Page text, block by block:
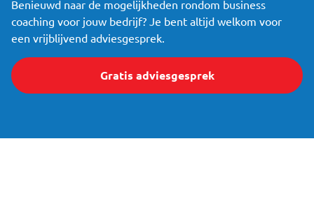
Benieuwd naar de mogelijkheden rondom business
coaching voor jouw bedrijf? Je bent altijd welkom voor
een vrijblijvend adviesgesprek.
Gratis adviesgesprek